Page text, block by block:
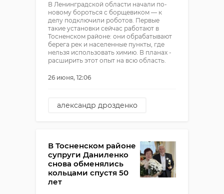
В Ленинградской области начали по-
новому бороться с борщевиком — к
делу подключили роботов. Первые
такие установки сейчас работают в
Тосненском районе: они обрабатывают
берега рек и населенные пункты, где
нельзя использовать химию. В планах -
расширить этот опыт на всю область.
26 июня, 12:06
александр дрозденко
В Тосненском районе
супруги Даниленко
снова обменялись
кольцами спустя 50
лет